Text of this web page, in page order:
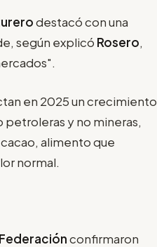
destacó con una
según explicó Rosero,
en 2025 un crecimiento
petroleras y no mineras,
alimento que
normal.
Federaciónconfirmaron